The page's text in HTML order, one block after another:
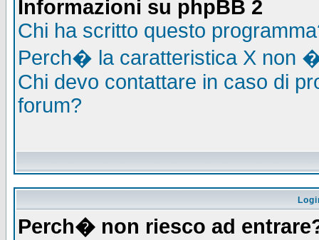
Informazioni su phpBB 2
Chi ha scritto questo
Perch� la caratteristica X non
Chi devo contattare in caso di
forum?
Perch� non riesco ad